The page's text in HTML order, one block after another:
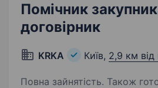
Помічник
договірник
KRKA Київ, 2,9 км від
Повна зайнятість. Також